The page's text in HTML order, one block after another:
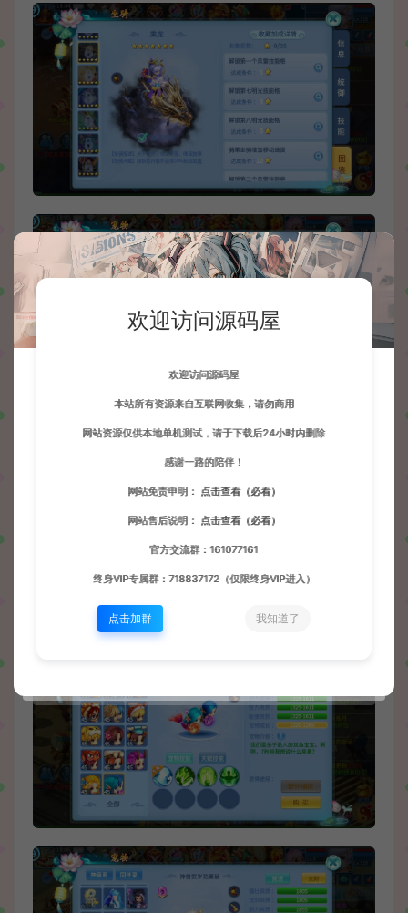
欢迎访问源码屋
欢迎访问源码屋
本站所有资源来自互联网收集，请勿商用
网站资源仅供本地单机测试，请于下载后24小时内删除
感谢一路的陪伴！
网站免责申明： 点击查看（必看）
网站售后说明： 点击查看（必看）
官方交流群：161077161
终身VIP专属群：718837172（仅限终身VIP进入）
点击加群 我知道了